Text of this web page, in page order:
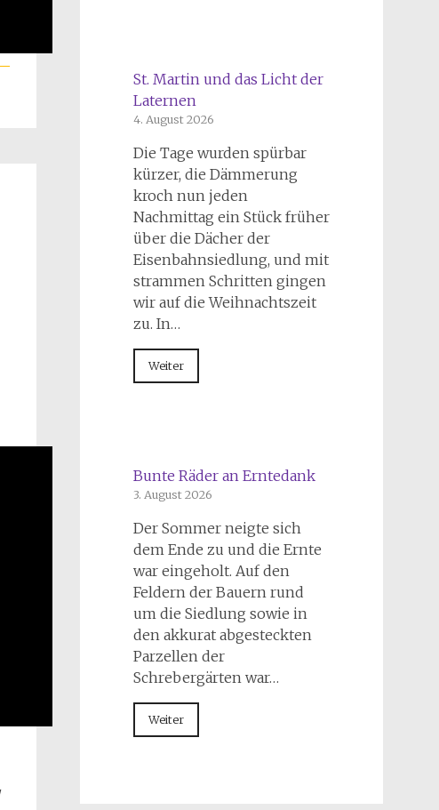
St. Martin und das Licht der
Laternen
4. August 2026
Die Tage wurden spürbar
kürzer, die Dämmerung
kroch nun jeden
Nachmittag ein Stück früher
über die Dächer der
Eisenbahnsiedlung, und mit
strammen Schritten gingen
wir auf die Weihnachtszeit
zu. In…
Weiter
Bunte Räder an Erntedank
3. August 2026
Der Sommer neigte sich
dem Ende zu und die Ernte
war eingeholt. Auf den
Feldern der Bauern rund
um die Siedlung sowie in
den akkurat abgesteckten
Parzellen der
Schrebergärten war…
Weiter